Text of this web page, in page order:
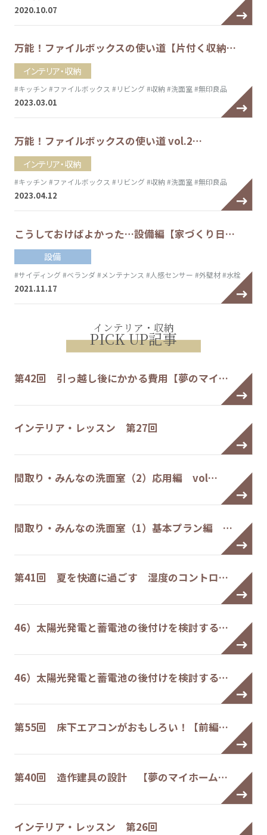
2020.10.07
万能！ファイルボックスの使い道【片付く収納…
インテリア・収納
#キッチン #ファイルボックス #リビング #収納 #洗面室 #無印良品
2023.03.01
万能！ファイルボックスの使い道 vol.2…
インテリア・収納
#キッチン #ファイルボックス #リビング #収納 #洗面室 #無印良品
2023.04.12
こうしておけばよかった…設備編【家づくり日…
設備
#サイディング #ベランダ #メンテナンス #人感センサー #外壁材#水栓
2021.11.17
インテリア・収納
PICK UP記事
第42回 引っ越し後にかかる費用【夢のマイ…
インテリア・レッスン 第27回
間取り・みんなの洗面室（2）応用編 vol…
間取り・みんなの洗面室（1）基本プラン編 …
第41回 夏を快適に過ごす 湿度のコントロ…
46）太陽光発電と蓄電池の後付けを検討する…
46）太陽光発電と蓄電池の後付けを検討する…
第55回 床下エアコンがおもしろい！【前編…
第40回 造作建具の設計 【夢のマイホーム…
インテリア・レッスン 第26回